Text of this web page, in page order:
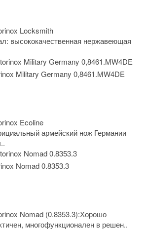
Locksmith
высококачественная нержавеющая
Military Germany 0,8461.MW4DE
Ecoline
армейский нож Германии
Nomad 0.8353.3
Nomad (0.8353.3):Хорошо
многофункционален в решен..